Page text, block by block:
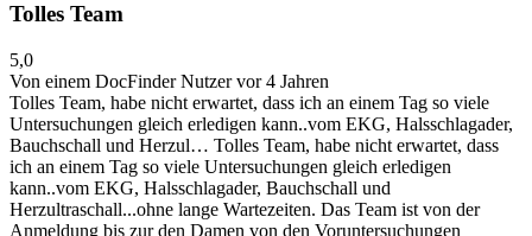
Tolles Team
5,0
Von einem DocFinder Nutzervor 4 Jahren
Tolles Team, habe nicht erwartet, dass ich an einem Tag so viele
Untersuchungen gleich erledigen kann..vom EKG, Halsschlagader,
Bauchschall und Herzul… Tolles Team, habe nicht erwartet, dass
ich an einem Tag so viele Untersuchungen gleich erledigen
kann..vom EKG, Halsschlagader, Bauchschall und
Herzultraschall...ohne lange Wartezeiten. Das Team ist von der
Anmeldung bis zur den Damen von den Voruntersuchungen